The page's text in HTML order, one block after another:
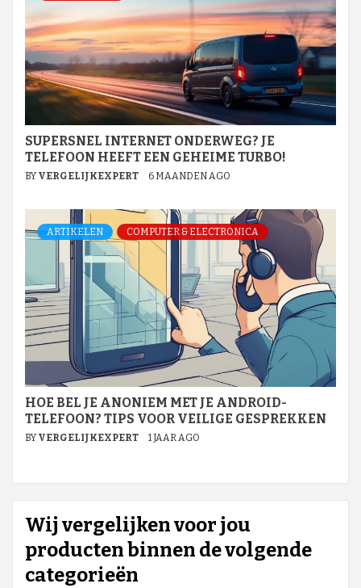
SUPERSNEL INTERNET ONDERWEG? JE
TELEFOON HEEFT EEN GEHEIME TURBO!
BY VERGELIJKEXPERT 6 MAANDEN AGO
ARTIKELEN COMPUTER & ELECTRONICA
HOE BEL JE ANONIEM MET JE ANDROID-
TELEFOON? TIPS VOOR VEILIGE GESPREKKEN
BY VERGELIJKEXPERT 1 JAAR AGO
Wij vergelijken voor jou
producten binnen de volgende
categorieën